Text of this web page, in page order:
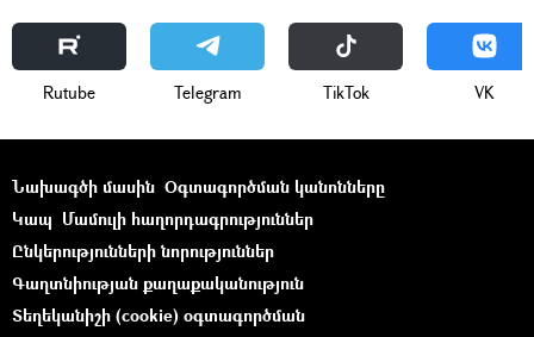
Rutube Telegram ТikТоk VK
Նախագծի մասին Օգտագործման կանոնները
Կապ Մամուլի հաղորդագրություններ
Ընկերությունների նորություններ
Գաղտնիության քաղաքականություն
Տեղեկանիշի (cookie) օգտագործման